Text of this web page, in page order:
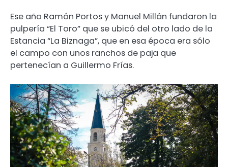
Ese año Ramón Portos y Manuel Millán fundaron la
pulpería “El Toro” que se ubicó del otro lado de la
Estancia “La Biznaga”, que en esa época era sólo
el campo con unos ranchos de paja que
pertenecían a Guillermo Frías.